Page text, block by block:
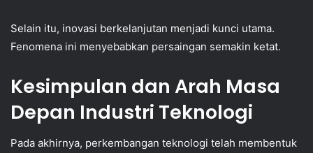
Selain itu, inovasi berkelanjutan menjadi kunci utama.
Fenomena ini menyebabkan persaingan semakin ketat.
Kesimpulan dan Arah Masa
Depan Industri Teknologi
Pada akhirnya, perkembangan teknologi telah membentuk